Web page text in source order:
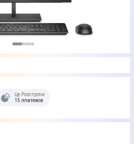
Це Розстрочка
15 платежів